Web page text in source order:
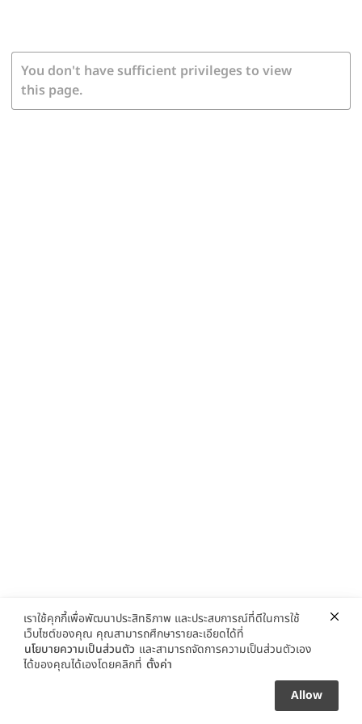
You don't have sufficient privileges to view
this page.
เราใช้คุกกี้เพื่อพัฒนาประสิทธิภาพ และประสบการณ์ที่ดีในการใช้
เว็บไซต์ของคุณ คุณสามารถศึกษารายละเอียดได้ที่
นโยบายความเป็นส่วนตัว และสามารถจัดการความเป็นส่วนตัวเอง
ได้ของคุณได้เองโดยคลิกที่ ตั้งค่า
Allow